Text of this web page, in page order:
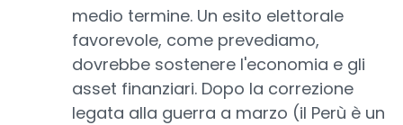
medio termine. Un esito elettorale
favorevole, come prevediamo,
dovrebbe sostenere l'economia e gli
asset finanziari. Dopo la correzione
legata alla guerra a marzo (il Perù è un